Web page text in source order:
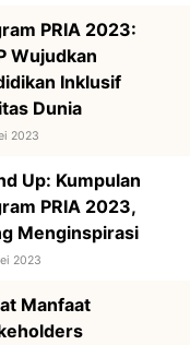
PRIA 2023:
Wujudkan
Inklusif
Dunia
2023
Up: Kumpulan
PRIA 2023,
Menginspirasi
2023
Manfaat